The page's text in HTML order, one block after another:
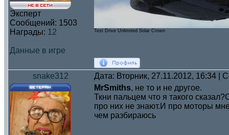
Эксперт
Сообщений: 1503
Награды: 12
Данные в игре
Test Drive Unlimited Solar Crown
snake312
Дата: Вторник, 27.11.2012, 16:34 |
MrSmiths, не то и не другое.
Ткни пальцем что я такого
про них не знают.И про моторы
чем разбираюсь